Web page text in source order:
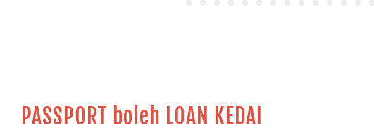
PASSPORT boleh LOAN KEDAI